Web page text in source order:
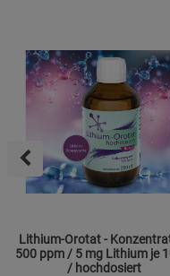
Lithium-Orotat -
500 ppm / 5 mg Lithium je
/ hochdosiert